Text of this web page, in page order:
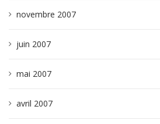
novembre 2007
juin 2007
mai 2007
avril 2007